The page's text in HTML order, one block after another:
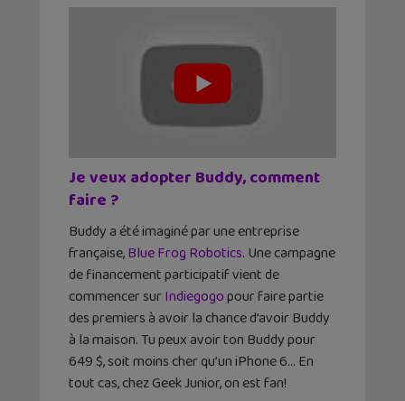
Je veux adopter Buddy, comment
faire ?
Buddy a été imaginé par une entreprise
française,Blue Frog Robotics. Une campagne
de financement participatif vient de
commencer surIndiegogopour faire partie
des premiers à avoir la chance d’avoir Buddy
à la maison. Tu peux avoir ton Buddy pour
649 $, soit moins cher qu’un iPhone 6… En
tout cas, chez Geek Junior, on est fan!